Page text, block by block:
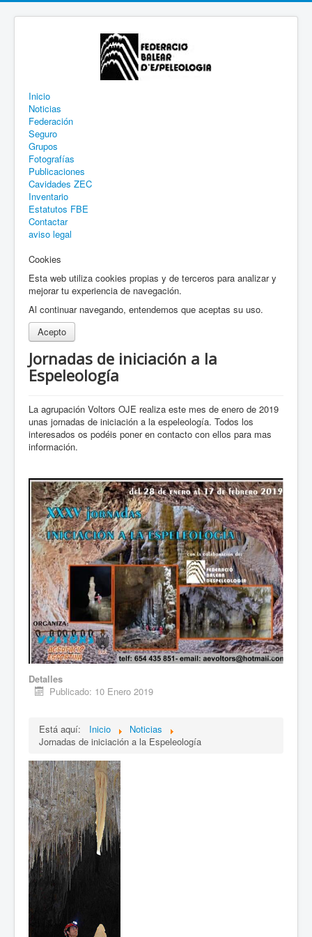
Inicio
Noticias
Federación
Seguro
Grupos
Fotografías
Publicaciones
Cavidades ZEC
Inventario
Estatutos FBE
Contactar
aviso legal
Cookies
Esta web utiliza cookies propias y de terceros para analizar y
mejorar tu experiencia de navegación.
Al continuar navegando, entendemos que aceptas su uso.
Acepto
Jornadas de iniciación a la
Espeleología
La agrupación Voltors OJE realiza este mes de enero de 2019
unas jornadas de iniciación a la espeleología. Todos los
interesados os podéis poner en contacto con ellos para mas
información.
Detalles
Publicado: 10 Enero 2019
Está aquí: Inicio
Noticias
Jornadas de iniciación a la Espeleología